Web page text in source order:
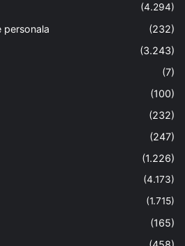
(4.294)
personala
(232)
(3.243)
(7)
(100)
(232)
(247)
(1.226)
(4.173)
(1.715)
(165)